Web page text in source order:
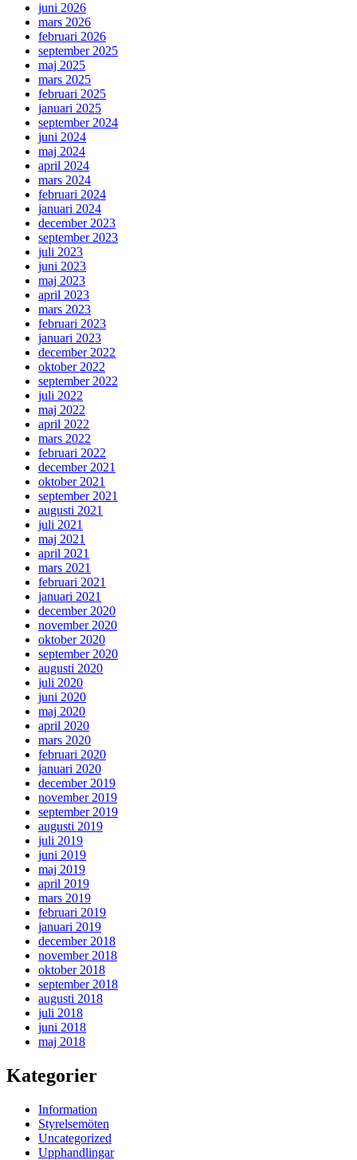
juni 2026
mars 2026
februari 2026
september 2025
maj 2025
mars 2025
februari 2025
januari 2025
september 2024
juni 2024
maj 2024
april 2024
mars 2024
februari 2024
januari 2024
december 2023
september 2023
juli 2023
juni 2023
maj 2023
april 2023
mars 2023
februari 2023
januari 2023
december 2022
oktober 2022
september 2022
juli 2022
maj 2022
april 2022
mars 2022
februari 2022
december 2021
oktober 2021
september 2021
augusti 2021
juli 2021
maj 2021
april 2021
mars 2021
februari 2021
januari 2021
december 2020
november 2020
oktober 2020
september 2020
augusti 2020
juli 2020
juni 2020
maj 2020
april 2020
mars 2020
februari 2020
januari 2020
december 2019
november 2019
september 2019
augusti 2019
juli 2019
juni 2019
maj 2019
april 2019
mars 2019
februari 2019
januari 2019
december 2018
november 2018
oktober 2018
september 2018
augusti 2018
juli 2018
juni 2018
maj 2018
Kategorier
Information
Styrelsemöten
Uncategorized
Upphandlingar